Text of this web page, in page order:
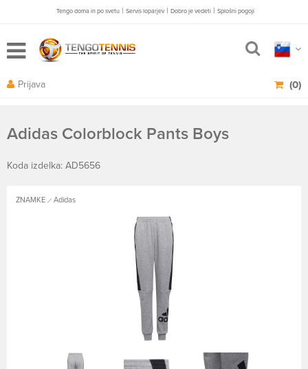
Tengo doma in po svetu | Servis loparjev | Dobro je vedeti | Splošni pogoji
(0)
Prijava
Adidas Colorblock Pants Boys
Koda izdelka: AD5656
ZNAMKE Adidas